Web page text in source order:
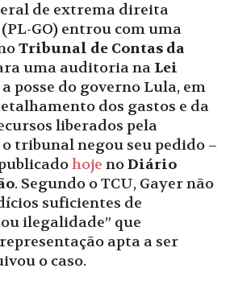
de extrema direita
(PL-GO) entrou com uma
Tribunal de Contas da
uma auditoria na Lei
a posse do governo Lula, em
dos gastos e da
liberados pela
tribunal negou seu pedido –
hoje noDiário
. Segundo o TCU, Gayer não
suficientes de
ilegalidade” que
apta a ser
o caso.